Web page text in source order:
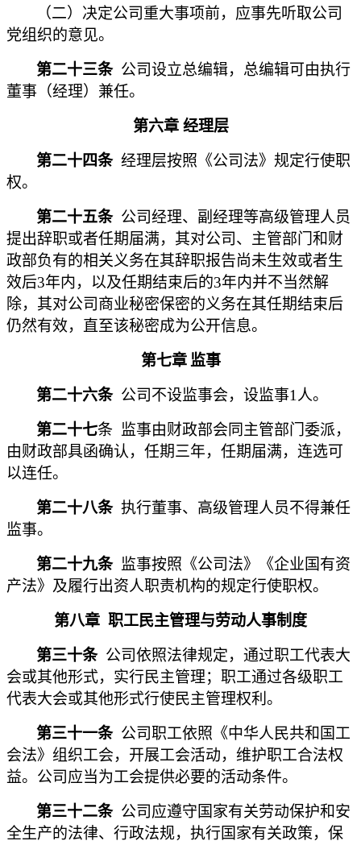
（二）决定公司重大事项前，应事先听取公司
党组织的意见。
第二十三条 公司设立总编辑，总编辑可由执行
董事（经理）兼任。
第六章 经理层
第二十四条 经理层按照《公司法》规定行使职
权。
第二十五条 公司经理、副经理等高级管理人员
提出辞职或者任期届满，其对公司、主管部门和财
政部负有的相关义务在其辞职报告尚未生效或者生
效后3年内，以及任期结束后的3年内并不当然解
除，其对公司商业秘密保密的义务在其任期结束后
仍然有效，直至该秘密成为公开信息。
第七章 监事
第二十六条公司不设监事会，设监事1人。
第二十七条 监事由财政部会同主管部门委派，
由财政部具函确认，任期三年，任期届满，连选可
以连任。
第二十八条 执行董事、高级管理人员不得兼任
监事。
第二十九条 监事按照《公司法》《企业国有资
产法》及履行出资人职责机构的规定行使职权。
第八章 职工民主管理与劳动人事制度
第三十条 公司依照法律规定，通过职工代表大
会或其他形式，实行民主管理；职工通过各级职工
代表大会或其他形式行使民主管理权利。
第三十一条 公司职工依照《中华人民共和国工
会法》组织工会，开展工会活动，维护职工合法权
益。公司应当为工会提供必要的活动条件。
第三十二条 公司应遵守国家有关劳动保护和安
全生产的法律、行政法规，执行国家有关政策，保